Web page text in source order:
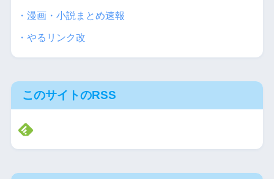
・漫画・小説まとめ速報
・やるリンク改
このサイトのRSS